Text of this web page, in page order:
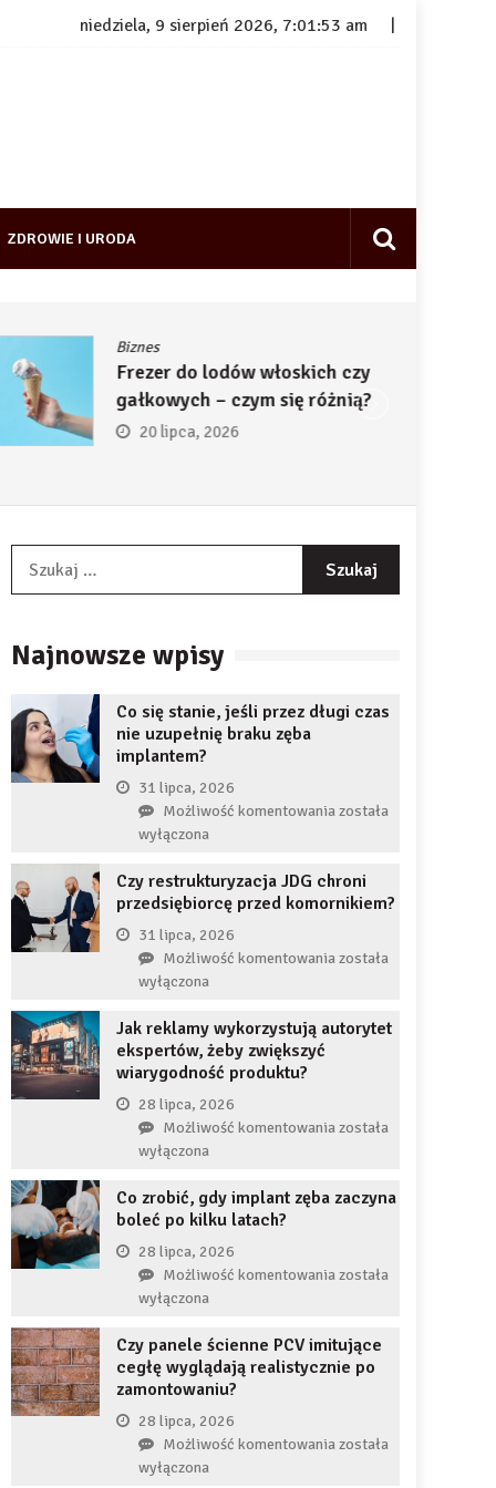
niedziela, 9 sierpień 2026, 7:01:54 am
ZDROWIE I URODA
Biznes
Frezer do lodów włoskich czy
gałkowych – czym się różnią?
20 lipca, 2026
Najnowsze wpisy
Co się stanie, jeśli przez długi czas
nie uzupełnię braku zęba
implantem?
31 lipca, 2026
Możliwość komentowaniaCo
jeśli
przez
czas
braku
zęba
została
wyłączona
Czy restrukturyzacja JDG chroni
przedsiębiorcę przed komornikiem?
31 lipca, 2026
Możliwość komentowaniaCzy
chroni
została
wyłączona
Jak reklamy wykorzystują autorytet
ekspertów, żeby zwiększyć
wiarygodność produktu?
28 lipca, 2026
Możliwość komentowaniaJak
autorytet
zwiększyć
została
wyłączona
Co zrobić, gdy implant zęba zaczyna
boleć po kilku latach?
28 lipca, 2026
Możliwość komentowaniaCo
implant
zęba
została
wyłączona
Czy panele ścienne PCV imitujące
cegłę wyglądają realistycznie po
zamontowaniu?
28 lipca, 2026
Możliwość komentowaniaCzy
została
wyłączona